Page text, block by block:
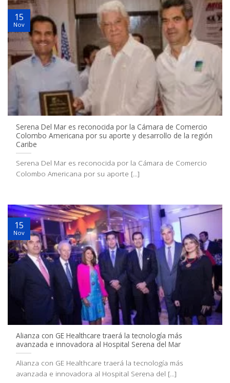
Serena Del Mar es reconocida por la Cámara de Comercio
Colombo Americana por su aporte y desarrollo de la región
Caribe
Serena Del Mar es reconocida por la Cámara de Comercio
Colombo Americana por su aporte [...]
15
Nov
Alianza con GE Healthcare traerá la tecnología más
avanzada e innovadora al Hospital Serena del Mar
Alianza con GE Healthcare traerá la tecnología más
avanzada e innovadora al Hospital Serena del [...]
15
Nov